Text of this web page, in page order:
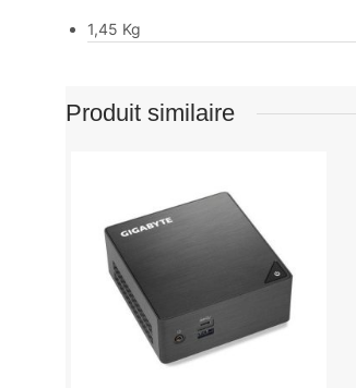
1,45 Kg
Produit similaire